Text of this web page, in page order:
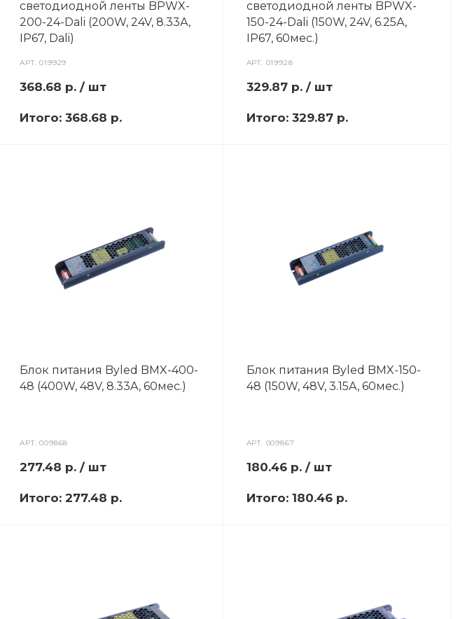
светодиодной ленты BPWX-
200-24-Dali (200W, 24V, 8.33А,
IP67, Dali)
АРТ.019929
368.68 р. / шт
Итого:368.68 р.
светодиодной ленты BPWX-
150-24-Dali (150W, 24V, 6.25А,
IP67, 60мес.)
АРТ. 019928
329.87 р./ шт
Итого: 329.87 р.
Блок питания Byled BMX-400-
48 (400W, 48V, 8.33A, 60мес.)
АРТ.009868
277.48 р. / шт
Итого:277.48 р.
Блок питания Byled BMX-150-
48 (150W, 48V, 3.15A, 60мес.)
АРТ. 009867
180.46 р./ шт
Итого: 180.46 р.